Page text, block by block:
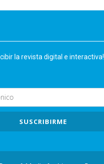
la revista digital e interactiva!
SUSCRIBIRME